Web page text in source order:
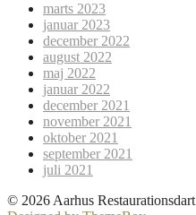
marts 2023
januar 2023
december 2022
august 2022
maj 2022
januar 2022
december 2021
november 2021
oktober 2021
september 2021
juli 2021
© 2026 Aarhus Restaurationsdart